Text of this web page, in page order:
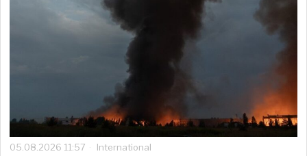
05.08.2026 11:57 International